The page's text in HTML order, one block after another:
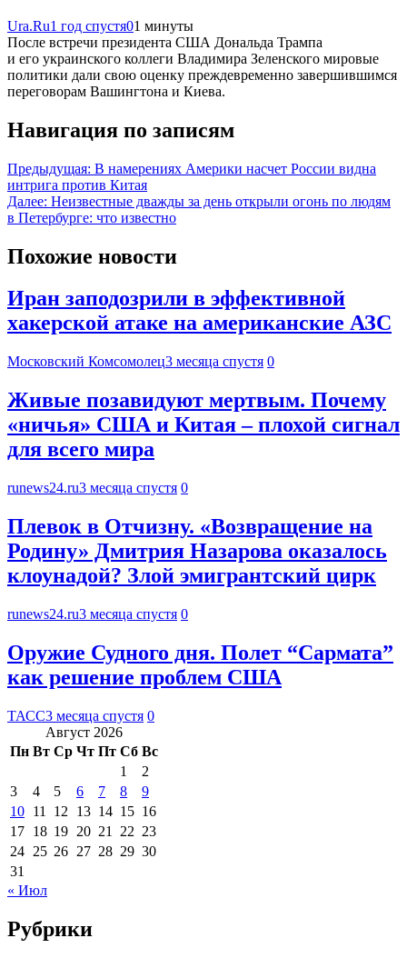
Ura.Ru1 год спустя01 минуты
После встречи президента США Дональда Трампа
и его украинского коллеги Владимира Зеленского мировые
политики дали свою оценку преждевременно завершившимся
переговорам Вашингтона и Киева.
Навигация по записям
Предыдущая: В намерениях Америки насчет России видна
интрига против Китая
Далее: Неизвестные дважды за день открыли огонь по людям
в Петербурге: что известно
Похожие новости
Иран заподозрили в эффективной
хакерской атаке на американские АЗС
Московский Комсомолец3 месяца спустя 0
Живые позавидуют мертвым. Почему
«ничья» США и Китая – плохой сигнал
для всего мира
runews24.ru3 месяца спустя 0
Плевок в Отчизну. «Возвращение на
Родину» Дмитрия Назарова оказалось
клоунадой? Злой эмигрантский цирк
runews24.ru3 месяца спустя 0
Оружие Судного дня. Полет “Сармата”
как решение проблем США
ТАСС3 месяца спустя 0
Август 2026
Пн Вт Ср Чт Пт Сб Вс
1
2
3
4 5 6 7 8
9
10 11 12 13 14 15 16
17 18 19 20 21 22 23
24 25 26 27 28 29 30
31
« Июл
Рубрики